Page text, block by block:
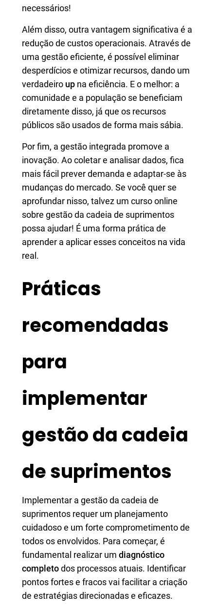
necessários!
Além disso, outra vantagem significativa é a
redução de custos operacionais. Através de
uma gestão eficiente, é possível eliminar
desperdícios e otimizar recursos, dando um
verdadeiro up na eficiência. E o melhor: a
comunidade e a população se beneficiam
diretamente disso, já que os recursos
públicos são usados de forma mais sábia.
Por fim, a gestão integrada promove a
inovação. Ao coletar e analisar dados, fica
mais fácil prever demanda e adaptar-se às
mudanças do mercado. Se você quer se
aprofundar nisso, talvez um curso online
sobre gestão da cadeia de suprimentos
possa ajudar! É uma forma prática de
aprender a aplicar esses conceitos na vida
real.
Práticas
recomendadas
para
implementar
gestão da cadeia
de suprimentos
Implementar a gestão da cadeia de
suprimentos requer um planejamento
cuidadoso e um forte comprometimento de
todos os envolvidos. Para começar, é
fundamental realizar um diagnóstico
completodos processos atuais. Identificar
pontos fortes e fracos vai facilitar a criação
de estratégias direcionadas e eficazes.